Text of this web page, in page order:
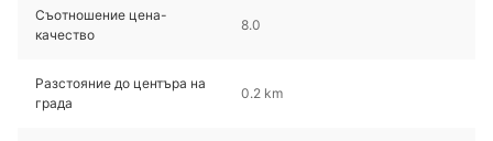
Съотношение цена-
качество
8.0
Разстояние до центъра на
града
0.2 km